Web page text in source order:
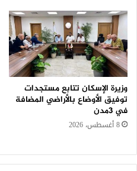
وزيرة الإسكان تتابع مستجدات
توفيق الأوضاع بالأراضي المضافة
في 3مدن
8 أغسطس، 2026